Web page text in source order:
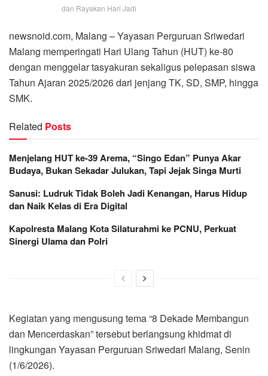
dan Rayakan Hari Jadi
newsnoid.com, Malang – Yayasan Perguruan Sriwedari
Malang memperingati Hari Ulang Tahun (HUT) ke-80
dengan menggelar tasyakuran sekaligus pelepasan siswa
Tahun Ajaran 2025/2026 dari jenjang TK, SD, SMP, hingga
SMK.
Related Posts
Menjelang HUT ke-39 Arema, “Singo Edan” Punya Akar
Budaya, Bukan Sekadar Julukan, Tapi Jejak Singa Murti
Sanusi: Ludruk Tidak Boleh Jadi Kenangan, Harus Hidup
dan Naik Kelas di Era Digital
Kapolresta Malang Kota Silaturahmi ke PCNU, Perkuat
Sinergi Ulama dan Polri
Kegiatan yang mengusung tema “8 Dekade Membangun
dan Mencerdaskan” tersebut berlangsung khidmat di
lingkungan Yayasan Perguruan Sriwedari Malang, Senin
(1/6/2026).